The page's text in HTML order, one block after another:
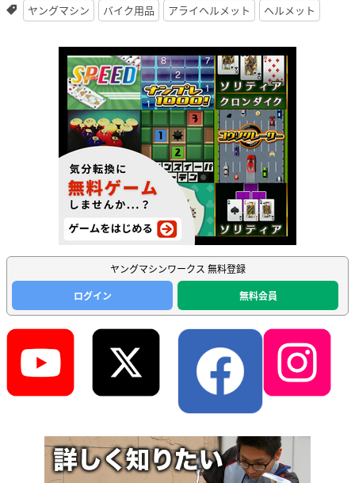
ヤングマシン バイク用品 アライヘルメット ヘルメット
ヤングマシンワークス 無料登録
ログイン
無料会員